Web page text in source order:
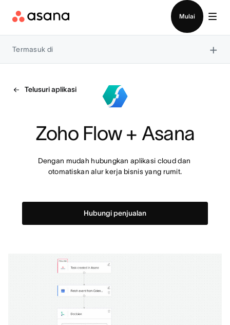
Mulai
Termasuk di ×
Telusuri aplikasi
Zoho Flow + Asana
Dengan mudah hubungkan aplikasi cloud dan
otomatiskan alur kerja bisnis yang rumit.
Hubungi penjualan